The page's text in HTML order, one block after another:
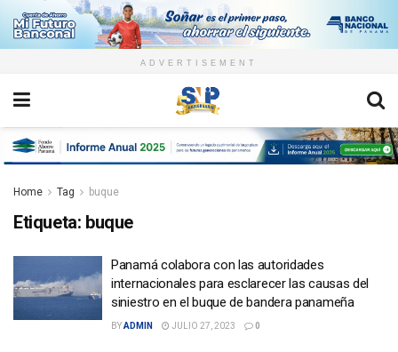
ADVERTISEMENT
Home Tag buque
Etiqueta: buque
Panamá colabora con las autoridades
internacionales para esclarecer las causas del
siniestro en el buque de bandera panameña
BYADMIN JULIO 27, 2023 0